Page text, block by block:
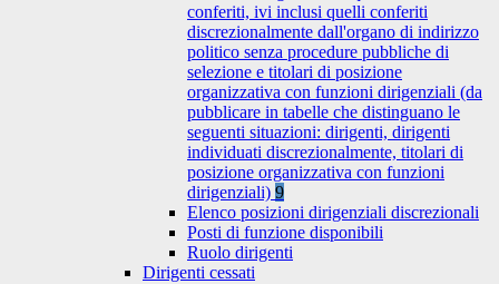
conferiti, ivi inclusi quelli conferiti
discrezionalmente dall'organo di indirizzo
politico senza procedure pubbliche di
selezione e titolari di posizione
organizzativa con funzioni dirigenziali (da
pubblicare in tabelle che distinguano le
seguenti situazioni: dirigenti, dirigenti
individuati discrezionalmente, titolari di
posizione organizzativa con funzioni
dirigenziali) 9
Elenco posizioni dirigenziali discrezionali
Posti di funzione disponibili
Ruolo dirigenti
Dirigenti cessati